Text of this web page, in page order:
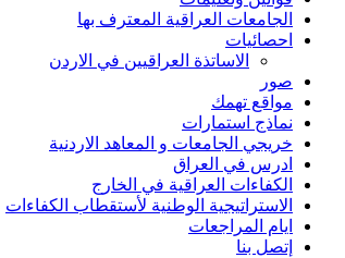
الجامعات العراقية المعترف بها
احصائيات
الاساتذة العراقيين في الاردن
صور
مواقع تهمك
نماذج استمارات
خريجي الجامعات و المعاهد الاردنية
ادرس في العراق
الكفاءات العراقية في الخارج
الاستراتيجية الوطنية لأستقطاب الكفاءات
ايام المراجعات
إتصل بنا